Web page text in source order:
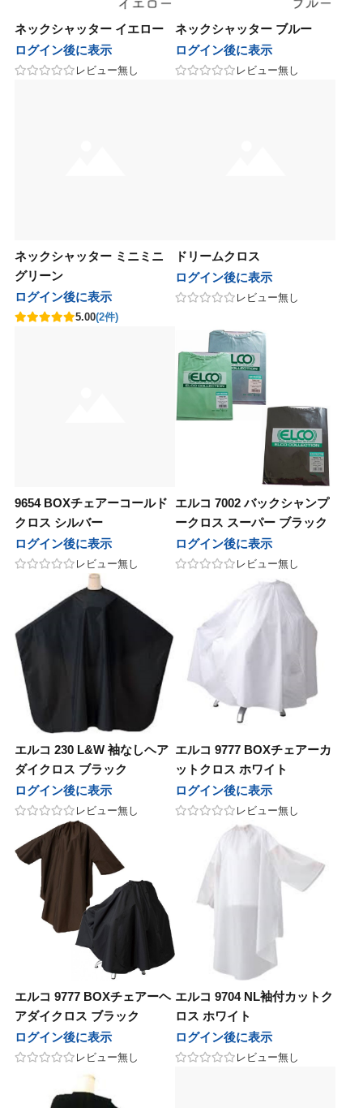
ネックシャッター イエロー
ログイン後に表示
レビュー無し
ネックシャッター ブルー
ログイン後に表示
レビュー無し
ネックシャッター ミニミニ
グリーン
ログイン後に表示
5.00(2件)
ドリームクロス
ログイン後に表示
レビュー無し
9654 BOXチェアーコールド
クロス シルバー
ログイン後に表示
レビュー無し
エルコ 7002 バックシャンプ
ークロス スーパー ブラック
ログイン後に表示
レビュー無し
エルコ 230 L&W 袖なしヘア
ダイクロス ブラック
ログイン後に表示
レビュー無し
エルコ 9777 BOXチェアーカ
ットクロス ホワイト
ログイン後に表示
レビュー無し
エルコ 9777 BOXチェアーヘ
アダイクロス ブラック
ログイン後に表示
レビュー無し
エルコ 9704 NL袖付カットク
ロス ホワイト
ログイン後に表示
レビュー無し